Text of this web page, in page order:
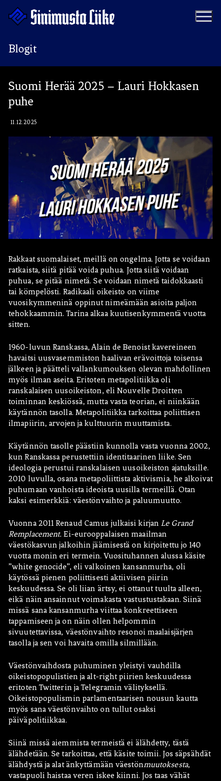
Hyppää
sisältöön
Tapahtumat
Materiaalipankki
Yhteystiedot
Vaalit
Ohjelma
Jäseneksi
Artikkelit
Uutiset
Blogit
Kauppa
Hae:
Blogit
Suomi Herää 2025 – Lauri Hokkasen
puhe
11.12.2025
Rakkaat suomalaiset, meillä on ongelma. Jotta se voidaan
ratkaista, siitä pitää voida puhua. Jotta siitä voidaan
puhua, se pitää nimetä. Se voidaan nimetä taidokkaasti
tai kömpelösti. Radikaali oikeisto on viime
vuosikymmeninä oppinut nimeämään asioita paljon
tehokkaammin. Tarina alkaa kuutisenkymmentä vuotta
sitten.
1960-luvun Ranskassa, Alain de Benoist kavereineen
havaitsi uusvasemmiston haalivan erävoittoja toisensa
jälkeen ja päätteli vallankumouksen olevan mahdollinen
myös ilman aseita. Eritoten metapolitiikka oli
ranskalaisen uusoikeiston, eli Nouvelle Droitten
toiminnan keskiössä, mutta vasta teorian, ei niinkään
käytännön tasolla. Metapolitiikka tarkoittaa poliittisen
ilmapiirin, arvojen ja kulttuurin muuttamista.
Käytännön tasolle päästiin kunnolla vasta vuonna 2002,
kun Ranskassa perustettiin identitaarinen liike. Sen
ideologia perustui ranskalaisen uusoikeiston ajatuksille.
2010 luvulla, osana metapoliittista aktivismia, he alkoivat
puhumaan vanhoista ideoista uusilla termeillä. Otan
kaksi esimerkkiä: väestönvaihto ja paluumuutto.
Vuonna 2011 Renaud Camus julkaisi kirjanLe Grand
Remplacement.Ei-eurooppalaisen maailman
väestökasvun jalkoihin jäämisestä on kirjoitettu jo 140
vuotta monin eri termein. Vuosituhannen alussa käsite
”white genocide”, eli valkoinen kansanmurha, oli
käytössä pienen poliittisesti aktiivisen piirin
keskuudessa. Se oli liian ärtsy, ei ottanut tuulta alleen,
eikä näin ansainnut voimakasta vastustustakaan. Siinä
missä sana kansanmurha viittaa konkreettiseen
tappamiseen ja on näin ollen helpommin
sivuutettavissa, väestönvaihto resonoi maalaisjärjen
tasolla ja sen voi havaita omilla silmillään.
Väestönvaihdosta puhuminen yleistyi vauhdilla
oikeistopopulistien ja alt-right piirien keskuudessa
eritoten Twitterin ja Telegramin välityksellä.
Oikeistopopulismin parlamentaarisen nousun kautta
myös sana väestönvaihto on tullut osaksi
päiväpolitiikkaa.
Siinä missä aiemmista termeistä ei älähdetty, tästä
älähdetään. Se tarkoittaa, että käsite toimii. Jos säpsähdät
älähdystä ja alat änkyttämään väestönmuutoksesta,
vastapuoli haistaa veren iskee kiinni. Jos taas vähät